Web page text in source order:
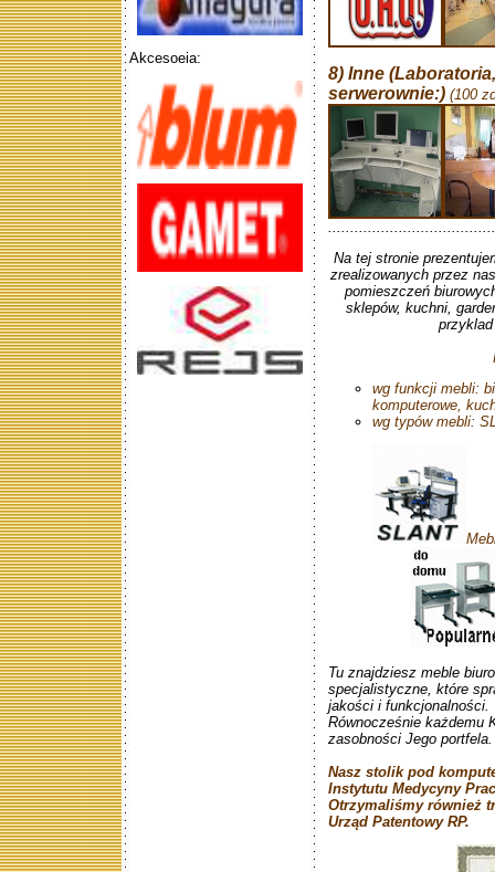
Akcesoeia:
8) Inne
serwerownie:) (100
Na tej stronie
zrealizowanych przez
pomieszczeń
sklepów, kuchni,
przyklad
wg funkcji mebli:
komputerowe,
wg typów mebli:
Tu znajdziesz meble
specjalistyczne, które
jakości i funkcjonalności.
Równocześnie każdemu
zasobności Jego portfela.
Nasz stolik pod
Instytutu Medycyny
Otrzymaliśmy również
Urząd Patentowy RP.